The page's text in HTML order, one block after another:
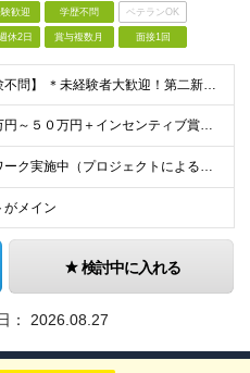
歓迎 学歴不問 ベテランOK
休2日 賞与複数月 面接1回
【学歴・経験不問】 ＊未経験者大歓迎！第二新卒歓迎/充実研修/WEB面接可能＊ 「 営業ってなんとなく難しそう・・・ 」 「 AIとかSNSなんて分からない・・・ 」 という未経験の方でも安心して
★月給３２万円～５０万円＋インセンティブ賞与＋決算賞与★ （30時間の固定残業代、一律月54,750円を含む。超過分は支給） ※経験・スキルを考慮の上、決定 ※昇給：随時あり 【インセンティブについ
★リモートワーク実施中（プロジェクトによる） ※一部フルリモートあり 【本社】 東京都千代田区五番町4-8 日立五番町ビル 5F 【その他勤務先】 ・北海道札幌市中央区大通東 ・宮城県仙台市青葉区
がメイン
検討中に入れる
： 2026.08.27